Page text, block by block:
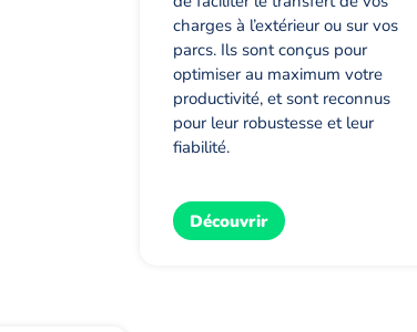
charges à l’extérieur ou sur vos
parcs. Ils sont conçus pour
optimiser au maximum votre
productivité, et sont reconnus
pour leur robustesse et leur
fiabilité.
Découvrir